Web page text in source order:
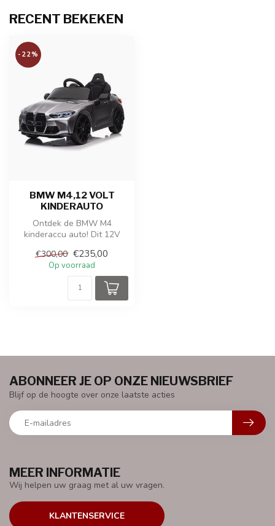
RECENT BEKEKEN
-22%
BMW M4,12 VOLT
KINDERAUTO
Ontdek de BMW M4
kinderaccu auto! Dit 12V
opwindende rijervar...
€300,00 €235,00
Op voorraad
MEER INFORMATIE
Wij helpen uw graag met al uw vragen.
KLANTENSERVICE
ABONNEER JE OP ONZE NIEUWSBRIEF
Blijf op de hoogte over onze laatste acties